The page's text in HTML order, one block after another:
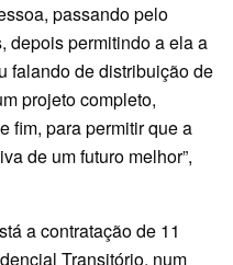
passando pelo
depois permitindo a ela a
falando de distribuição de
projeto completo,
fim, para permitir que a
de um futuro melhor”,
a contratação de 11
Transitório, num